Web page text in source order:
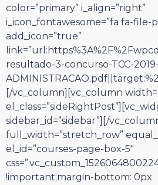
color=”primary” i_align=”right”
i_icon_fontawesome=”fa fa-file-
add_icon=”true”
resultado-3-concurso-TCC-
[/vc_column][vc_column
sidebar_id=”sidebar”][/
full_width=”stretch_row”
el_id=”courses-page-box-5″
!important;margin-bottom: 0px